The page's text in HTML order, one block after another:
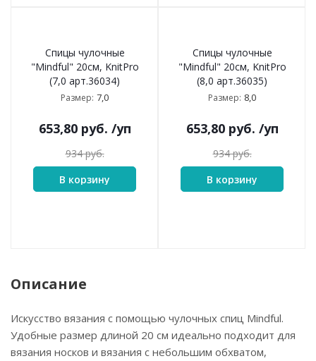
Спицы чулочные
"Mindful" 20см, KnitPro
(7,0 арт.36034)
Размер: 7,0
653,80руб. /уп
934руб.
В корзину
Спицы чулочные
"Mindful" 20см, KnitPro
(8,0 арт.36035)
Размер: 8,0
653,80руб. /уп
934руб.
В корзину
Описание
Искусство вязания с помощью чулочных спиц Mindful.
Удобные размер длиной 20 см идеально подходит для
вязания носков и вязания с небольшим обхватом,